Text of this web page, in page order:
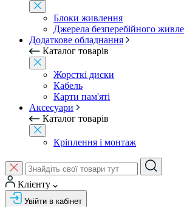
Блоки живлення
Джерела безперебійного
Додаткове обладнання
Каталог товарів
Жорсткі диски
Кабель
Карти пам'яті
Аксесуари
Каталог товарів
Кріплення і монтаж
Клієнту
Увійти в кабінет